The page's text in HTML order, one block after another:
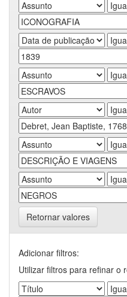
Retornar valores
Adicionar filtros:
Utilizar filtros para refinar o